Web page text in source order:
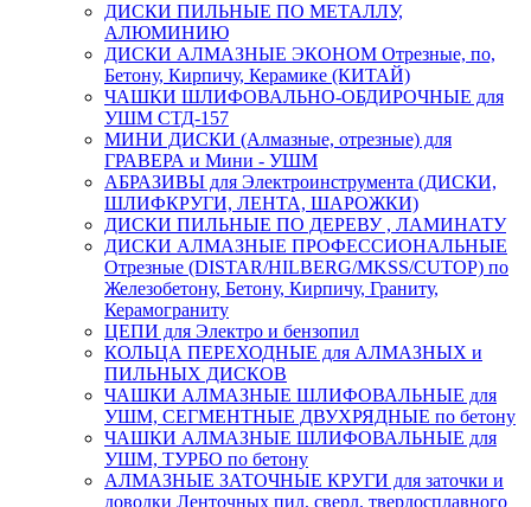
ДИСКИ ПИЛЬНЫЕ ПО МЕТАЛЛУ,
АЛЮМИНИЮ
ДИСКИ АЛМАЗНЫЕ ЭКОНОМ Отрезные, по,
Бетону, Кирпичу, Керамике (КИТАЙ)
ЧАШКИ ШЛИФОВАЛЬНО-ОБДИРОЧНЫЕ для
УШМ СТД-157
МИНИ ДИСКИ (Алмазные, отрезные) для
ГРАВЕРА и Мини - УШМ
АБРАЗИВЫ для Электроинструмента (ДИСКИ,
ШЛИФКРУГИ, ЛЕНТА, ШАРОЖКИ)
ДИСКИ ПИЛЬНЫЕ ПО ДЕРЕВУ , ЛАМИНАТУ
ДИСКИ АЛМАЗНЫЕ ПРОФЕССИОНАЛЬНЫЕ
Отрезные (DISTAR/HILBERG/MKSS/CUTOP) по
Железобетону, Бетону, Кирпичу, Граниту,
Керамограниту
ЦЕПИ для Электро и бензопил
КОЛЬЦА ПЕРЕХОДНЫЕ для АЛМАЗНЫХ и
ПИЛЬНЫХ ДИСКОВ
ЧАШКИ АЛМАЗНЫЕ ШЛИФОВАЛЬНЫЕ для
УШМ, СЕГМЕНТНЫЕ ДВУХРЯДНЫЕ по бетону
ЧАШКИ АЛМАЗНЫЕ ШЛИФОВАЛЬНЫЕ для
УШМ, ТУРБО по бетону
АЛМАЗНЫЕ ЗАТОЧНЫЕ КРУГИ для заточки и
доводки Ленточных пил, сверл, твердосплавного